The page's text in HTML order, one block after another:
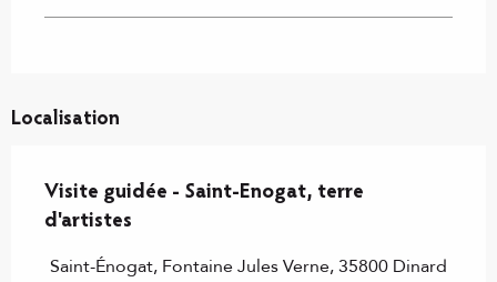
Localisation
Visite guidée - Saint-Enogat, terre
d'artistes
Saint-Énogat, Fontaine Jules Verne, 35800 Dinard